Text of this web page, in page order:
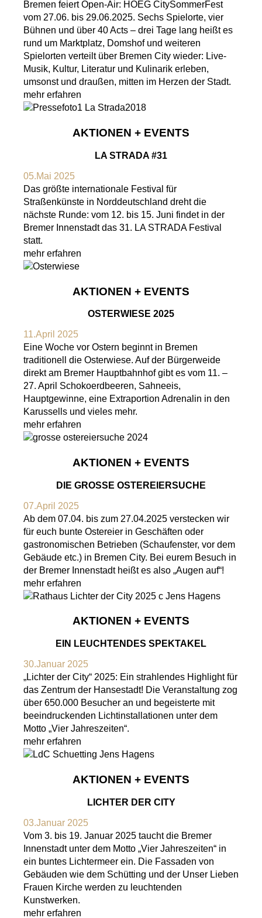
Bremen feiert Open-Air: HOEG CitySommerFest
vom 27.06. bis 29.06.2025. Sechs Spielorte, vier
Bühnen und über 40 Acts – drei Tage lang heißt es
rund um Marktplatz, Domshof und weiteren
Spielorten verteilt über Bremen City wieder: Live-
Musik, Kultur, Literatur und Kulinarik erleben,
umsonst und draußen, mitten im Herzen der Stadt.
mehr erfahren
AKTIONEN + EVENTS
LA STRADA #31
05.Mai 2025
Das größte internationale Festival für
Straßenkünste in Norddeutschland dreht die
nächste Runde: vom 12. bis 15. Juni findet in der
Bremer Innenstadt das 31. LA STRADA Festival
statt.
mehr erfahren
AKTIONEN + EVENTS
OSTERWIESE 2025
11.April 2025
Eine Woche vor Ostern beginnt in Bremen
traditionell die Osterwiese. Auf der Bürgerweide
direkt am Bremer Hauptbahnhof gibt es vom 11. –
27. April Schokoerdbeeren, Sahneeis,
Hauptgewinne, eine Extraportion Adrenalin in den
Karussells und vieles mehr.
mehr erfahren
AKTIONEN + EVENTS
DIE GROSSE OSTEREIERSUCHE
07.April 2025
Ab dem 07.04. bis zum 27.04.2025 verstecken wir
für euch bunte Ostereier in Geschäften oder
gastronomischen Betrieben (Schaufenster, vor dem
Gebäude etc.) in Bremen City. Bei eurem Besuch in
der Bremer Innenstadt heißt es also „Augen auf“!
mehr erfahren
AKTIONEN + EVENTS
EIN LEUCHTENDES SPEKTAKEL
30.Januar 2025
„Lichter der City“ 2025: Ein strahlendes Highlight für
das Zentrum der Hansestadt! Die Veranstaltung zog
über 650.000 Besucher an und begeisterte mit
beeindruckenden Lichtinstallationen unter dem
Motto „Vier Jahreszeiten“.
mehr erfahren
AKTIONEN + EVENTS
LICHTER DER CITY
03.Januar 2025
Vom 3. bis 19. Januar 2025 taucht die Bremer
Innenstadt unter dem Motto „Vier Jahreszeiten“ in
ein buntes Lichtermeer ein. Die Fassaden von
Gebäuden wie dem Schütting und der Unser Lieben
Frauen Kirche werden zu leuchtenden
Kunstwerken.
mehr erfahren